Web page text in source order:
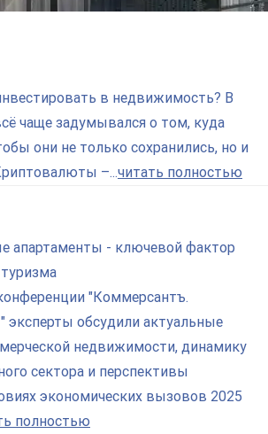
в недвижимость? В
чаще задумывался о том, куда
они не только сохранились, но и
–...читать полностью
апартаменты - ключевой фактор
"Коммерсантъ.
эксперты обсудили актуальные
недвижимости, динамику
сектора и перспективы
экономических вызовов 2025
полностью